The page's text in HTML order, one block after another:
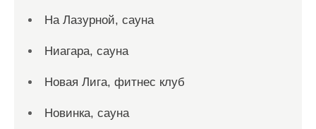
На Лазурной, сауна
Ниагара, сауна
Новая Лига, фитнес клуб
Новинка, сауна